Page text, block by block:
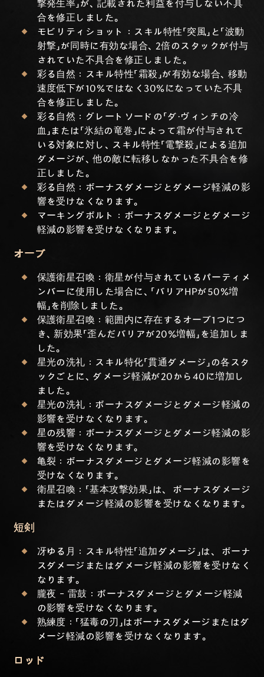
撃発生率」が、記載された利益を付与しない不具
合を修正しました。
モビリティショット：スキル特性「突風」と「波動
射撃」が同時に有効な場合、2倍のスタックが付与
されていた不具合を修正しました。
彩る自然：スキル特性「霜殺」が有効な場合、移動
速度低下が10%ではなく30%になっていた不具
合を修正しました。
彩る自然：グレートソードの「ダ・ヴィンチの冷
血」または「氷結の竜巻」によって霜が付与されて
いる対象に対し、スキル特性「電撃殺」による追加
ダメージが、他の敵に転移しなかった不具合を修
正しました。
彩る自然：ボーナスダメージとダメージ軽減の影
響を受けなくなります。
マーキングボルト：ボーナスダメージとダメージ
軽減の影響を受けなくなります。
オーブ
保護衛星召喚：衛星が付与されているパーティメ
ンバーに使用した場合に、「バリアHPが50%増
幅」を削除しました。
保護衛星召喚：範囲内に存在するオーブ1つにつ
き、新効果「歪んだバリアが20%増幅」を追加しま
した。
星光の洗礼：スキル特化「貫通ダメージ」の各スタ
ックごとに、ダメージ軽減が20から40に増加し
ました。
星光の洗礼：ボーナスダメージとダメージ軽減の
影響を受けなくなります。
星の残響：ボーナスダメージとダメージ軽減の影
響を受けなくなります。
亀裂：ボーナスダメージとダメージ軽減の影響を
受けなくなります。
衛星召喚：「基本攻撃効果」は、 ボーナスダメージ
またはダメージ軽減の影響を受けなくなります。
短剣
冴ゆる月：スキル特性「追加ダメージ」は、 ボーナ
スダメージまたはダメージ軽減の影響を受けなく
なります。
朧夜 - 雷鼓：ボーナスダメージとダメージ軽減
の影響を受けなくなります。
熟練度：「猛毒の刃」はボーナスダメージまたはダ
メージ軽減の影響を受けなくなります。
ロッド